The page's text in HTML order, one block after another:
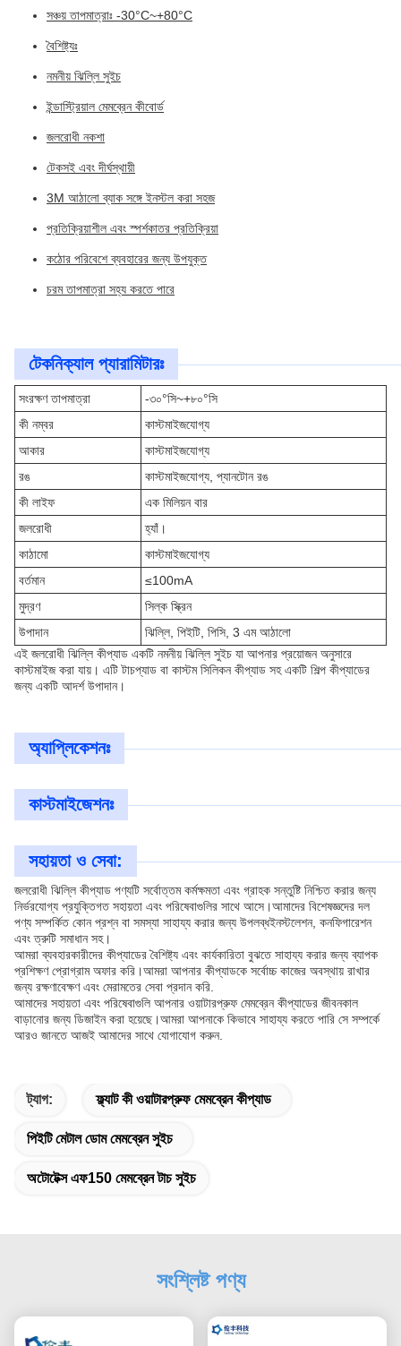
সঞ্চয় তাপমাত্রাঃ -30°C~+80°C
বৈশিষ্ট্যঃ
নমনীয় ঝিল্লি সুইচ
ইন্ডাস্ট্রিয়াল মেমব্রেন কীবোর্ড
জলরোধী নকশা
টেকসই এবং দীর্ঘস্থায়ী
3M আঠালো ব্যাক সঙ্গে ইনস্টল করা সহজ
প্রতিক্রিয়াশীল এবং স্পর্শকাতর প্রতিক্রিয়া
কঠোর পরিবেশে ব্যবহারের জন্য উপযুক্ত
চরম তাপমাত্রা সহ্য করতে পারে
টেকনিক্যাল প্যারামিটারঃ
সংরক্ষণ তাপমাত্রা
-৩০°সি~+৮০°সি
কী নম্বর
কাস্টমাইজযোগ্য
আকার
কাস্টমাইজযোগ্য
রঙ
কাস্টমাইজযোগ্য, প্যানটোন রঙ
কী লাইফ
এক মিলিয়ন বার
জলরোধী
হ্যাঁ।
কাঠামো
কাস্টমাইজযোগ্য
বর্তমান
≤100mA
মুদ্রণ
সিল্ক স্ক্রিন
উপাদান
ঝিল্লি, পিইটি, পিসি, 3 এম আঠালো
এই জলরোধী ঝিল্লি কীপ্যাড একটি নমনীয় ঝিল্লি সুইচ যা আপনার প্রয়োজন অনুসারে
কাস্টমাইজ করা যায়। এটি টাচপ্যাড বা কাস্টম সিলিকন কীপ্যাড সহ একটি শিল্প কীপ্যাডের
জন্য একটি আদর্শ উপাদান।
অ্যাপ্লিকেশনঃ
কাস্টমাইজেশনঃ
সহায়তা ও সেবা:
জলরোধী ঝিল্লি কীপ্যাড পণ্যটি সর্বোত্তম কর্মক্ষমতা এবং গ্রাহক সন্তুষ্টি নিশ্চিত করার জন্য
নির্ভরযোগ্য প্রযুক্তিগত সহায়তা এবং পরিষেবাগুলির সাথে আসে।আমাদের বিশেষজ্ঞদের দল
পণ্য সম্পর্কিত কোন প্রশ্ন বা সমস্যা সাহায্য করার জন্য উপলব্ধইনস্টলেশন, কনফিগারেশন
এবং ত্রুটি সমাধান সহ।
আমরা ব্যবহারকারীদের কীপ্যাডের বৈশিষ্ট্য এবং কার্যকারিতা বুঝতে সাহায্য করার জন্য ব্যাপক
প্রশিক্ষণ প্রোগ্রাম অফার করি।আমরা আপনার কীপ্যাডকে সর্বোচ্চ কাজের অবস্থায় রাখার
জন্য রক্ষণাবেক্ষণ এবং মেরামতের সেবা প্রদান করি.
আমাদের সহায়তা এবং পরিষেবাগুলি আপনার ওয়াটারপ্রুফ মেমব্রেন কীপ্যাডের জীবনকাল
বাড়ানোর জন্য ডিজাইন করা হয়েছে।আমরা আপনাকে কিভাবে সাহায্য করতে পারি সে সম্পর্কে
আরও জানতে আজই আমাদের সাথে যোগাযোগ করুন.
ট্যাগ: ফ্ল্যাট কী ওয়াটারপ্রুফ মেমব্রেন কীপ্যাড
পিইটি মেটাল ডোম মেমব্রেন সুইচ
অটোটেক্স এফ150 মেমব্রেন টাচ সুইচ
সংশ্লিষ্ট পণ্য